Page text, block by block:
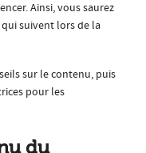
Ainsi, vous saurez
suivent lors de la
sur le contenu, puis
pour les
du